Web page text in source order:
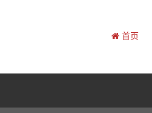
首页